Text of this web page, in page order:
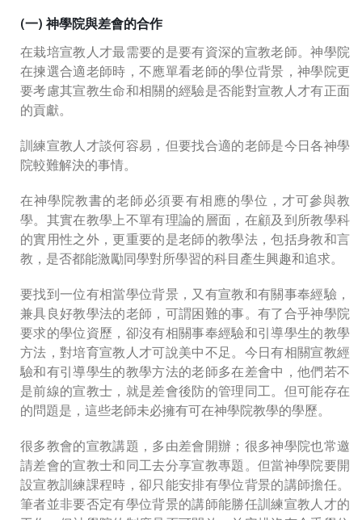
(一) 神學院與差會的合作
在栽培宣教人才最需要的是要有資深的宣教老師。神學院
在揀選合適老師時，不應單看老師的學位背景，神學院更
要考慮其宣教生命和相關的經驗是否能對宣教人才有正面
的貢獻。
訓練宣教人才談何容易，但要找合適的老師是今日各神學
院較難解決的事情。
在神學院教書的老師必須要有相應的學位，才可參與教
學。其實在教學上不單有理論的層面，在顧及到所教學科
的實用性之外，更重要的是老師的教學法，包括身教和言
教，是否都能激勵同學對所學習的科目產生興趣和追求。
要找到一位有相當學位背景，又有宣教和有關事奉經驗，
兼具良好教學法的老師，可謂困難的事。有了合乎神學院
要求的學位資歷，卻沒有相關事奉經驗和引導學生的教學
方法，對培育宣教人才可說美中不足。今日有相關宣教經
驗和有引導學生的教學方法的老師多在差會中，他們若不
是前線的宣教士，就是差會後防的管理同工。但可能存在
的問題是，這些老師未必擁有可在神學院教學的學歷。
很多教會的宣教講題，多由差會開辦；很多神學院也常邀
請差會的宣教士和同工去分享宣教專題。但當神學院要開
設宣教訓練課程時，卻只能安排有學位背景的講師擔任。
筆者並非要否定有學位背景的講師能勝任訓練宣教人才的